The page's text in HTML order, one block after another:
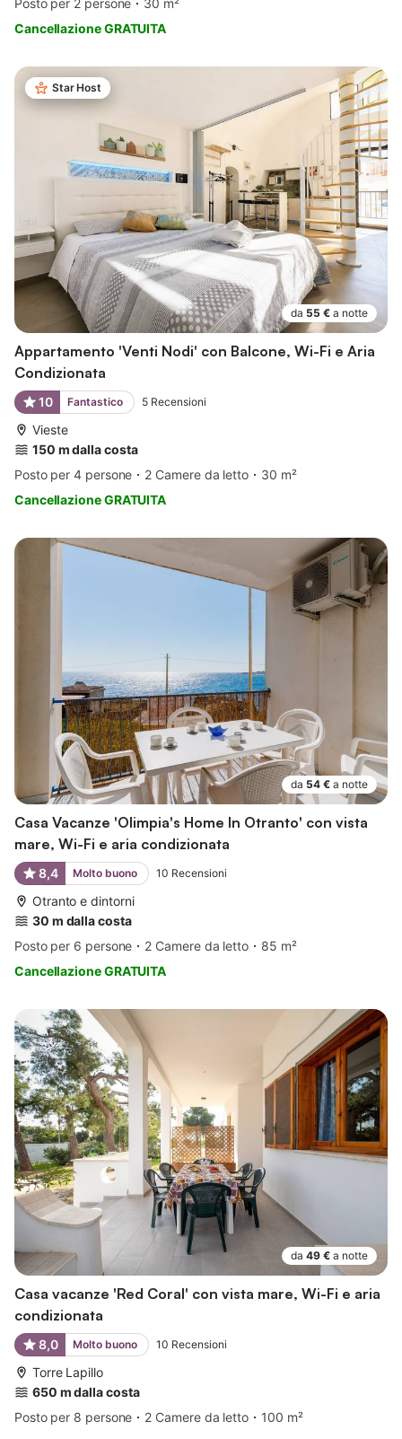
Cancellazione GRATUITA
Star Host
da 55 € a notte
Appartamento 'Venti Nodi' con Balcone, Wi-Fi e Aria
Condizionata
10 Fantastico 5 Recensioni
Vieste
150 m dalla costa
Posto per 4 persone
2 Camere da letto
30 m²
Cancellazione GRATUITA
da 54 € a notte
Casa Vacanze 'Olimpia's Home In Otranto' con vista
mare, Wi-Fi e aria condizionata
8,4 Molto buono 10 Recensioni
Otranto e dintorni
30 m dalla costa
Posto per 6 persone
2 Camere da letto
85 m²
Cancellazione GRATUITA
da 49 € a notte
Casa vacanze 'Red Coral' con vista mare, Wi-Fi e aria
condizionata
8,0 Molto buono 10 Recensioni
Torre Lapillo
650 m dalla costa
Posto per 8 persone
2 Camere da letto 100 m²